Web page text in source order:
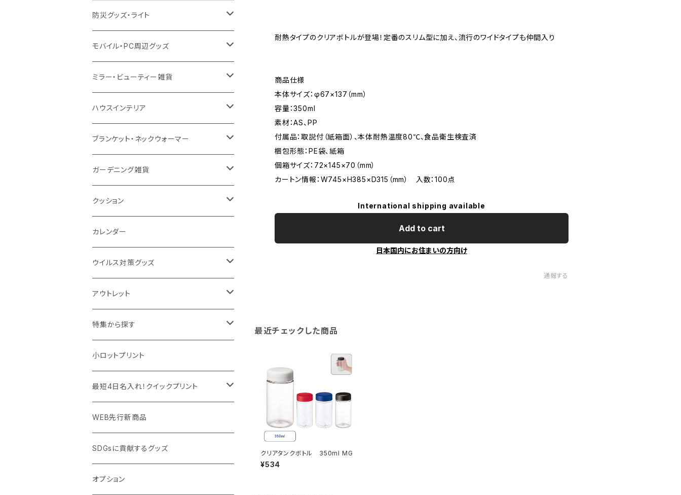
耐熱タイプのクリアボトルが登場！定番のスリム型に加え、流行のワイドタイプも仲間入り
商品仕様
本体サイズ：φ67×137（mm）
容量：350ml
素材：AS、PP
付属品：取説付（紙箱面）、本体耐熱温度80℃、食品衛生検査済
梱包形態：PE袋､紙箱
個箱サイズ：72×145×70（mm）
カートン情報：W745×H385×D315（mm） 入数：100点
International shipping available
Add to cart
日本国内にお住まいの方向け
通報する
最近チェックした商品
クリアタンクボトル 350ml MG
¥534
保冷
スウェット
不織布
保冷
EVA
防水
ナイロン
ポリエステル
リネン
カスタムデザインボトル
アルミタンブラー
バンブータンブラー
コーヒー配合タンブラー
カスタムデザインタンブラー
バンブー
コーヒー配合
プラスチック
陶器
磁器マグ・湯呑
カスタムデザイン
フードポット
コースター
ドリンク用品
保存容器
キッチンツール
単色ボールペン
多機能ペン
ペンケース
メモ
ノート
付箋
トレイ
パットカバー、ブックカバー
IDケース、パスケース、コインケース
デスク周辺
防災グッズ・ライト
防災セット
ラジオ・スピーカー
ハンディライト
デスクライト
付属ライト
ランタン
非常食
モバイル・PC周辺グッズ
チャージャー
充電器
モバイルスタンド
モバイルリング
アクセサリー・スマホケース
タッチペン
USBケーブル・ハブ
イヤホン・ヘッドフォン
マウスパッド
モバイル周辺グッズ
PC周辺グッズ
ミラー・ビューティー雑貨
折りたたみ式ミラー
スライド式ミラー
ケース付きミラー
手持ちミラー
ビューティー雑貨
ハウスインテリア
ピクチャーボード、ポスター
フォトフレーム、スタンド
キーホルダー
時計
ブランケット・ネックウォーマー
ブランケット
ネックウォーマー
マフラー・ストール
ガーデニング雑貨
F.O.B COOP
クッション
折りたたみクッション
カレンダー
ウイルス対策グッズ
除菌グッズ
パーテーション
マスク・フェイスシールド
測定・測量用品
加湿器・オゾン発生器
ウイルス対策消耗品
ウイルス対策備品
アウトレット
アウトレット
ドリンクフェア
ボトル・タンブラー
ポーチ・巾着
タオル・ブランケット
その他雑貨品
特集から探す
エンタメグッズ・イベント会場物販品
ご当地グッズ・オリジナルお土産品
フルカラー印刷ノベルティ
予算消化・備品におすすめグッズ
展示会・説明会ノベルティ
小ロットプリント
最短4日名入れ！クイックプリント
クイック印刷対応トートバッグ・エコバッグ
クイック印刷対応ポーチ・巾着
クイック印刷対応ボトル
WEB先行新商品
SDGsに貢献するグッズ
オプション